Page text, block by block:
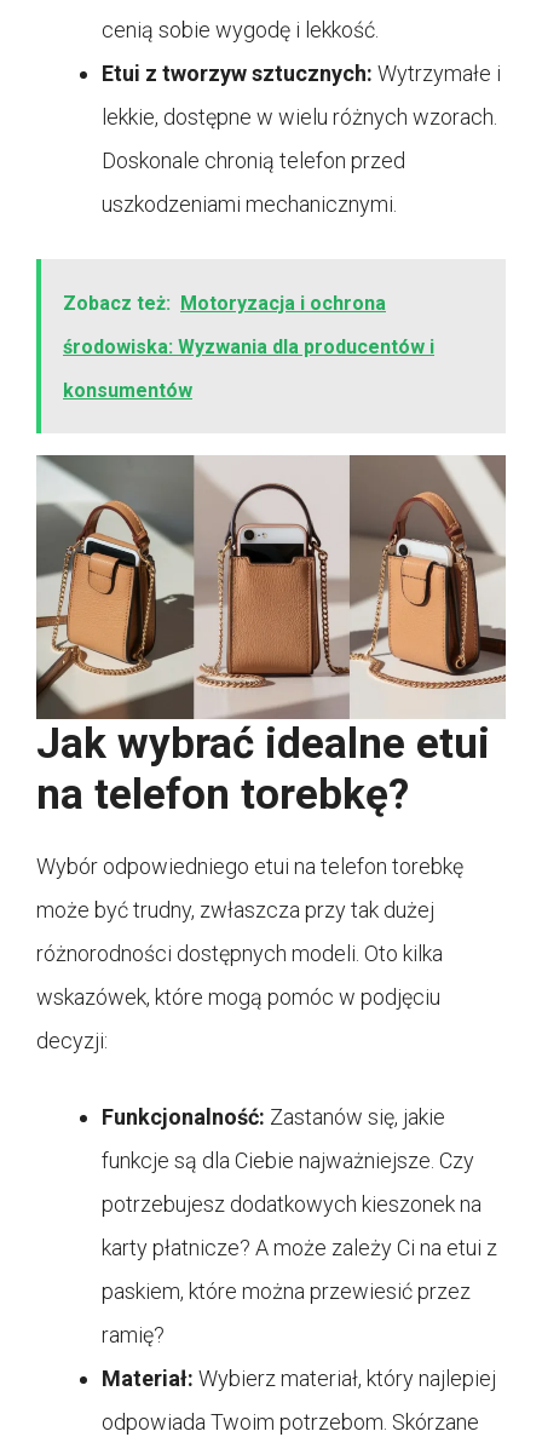
cenią sobie wygodę i lekkość.
Etui z tworzyw sztucznych: Wytrzymałe i
lekkie, dostępne w wielu różnych wzorach.
Doskonale chronią telefon przed
uszkodzeniami mechanicznymi.
Zobacz też: Motoryzacja i ochrona
środowiska: Wyzwania dla producentów i
konsumentów
Jak wybrać idealne etui
na telefon torebkę?
Wybór odpowiedniego etui na telefon torebkę
może być trudny, zwłaszcza przy tak dużej
różnorodności dostępnych modeli. Oto kilka
wskazówek, które mogą pomóc w podjęciu
decyzji:
Funkcjonalność: Zastanów się, jakie
funkcje są dla Ciebie najważniejsze. Czy
potrzebujesz dodatkowych kieszonek na
karty płatnicze? A może zależy Ci na etui z
paskiem, które można przewiesić przez
ramię?
Materiał: Wybierz materiał, który najlepiej
odpowiada Twoim potrzebom. Skórzane